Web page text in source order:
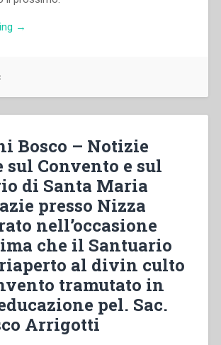
“Giovanni
la
pratica
dei
suoi
doveri
negli
esercizi
di
cristiana
pietà,
per
la
→
Bosco – Notizie
sul Convento e sul
di Santa Maria
presso Nizza
nell’occasione
che il Santuario
al divin culto
tramutato in
pel. Sac.
Arrigotti